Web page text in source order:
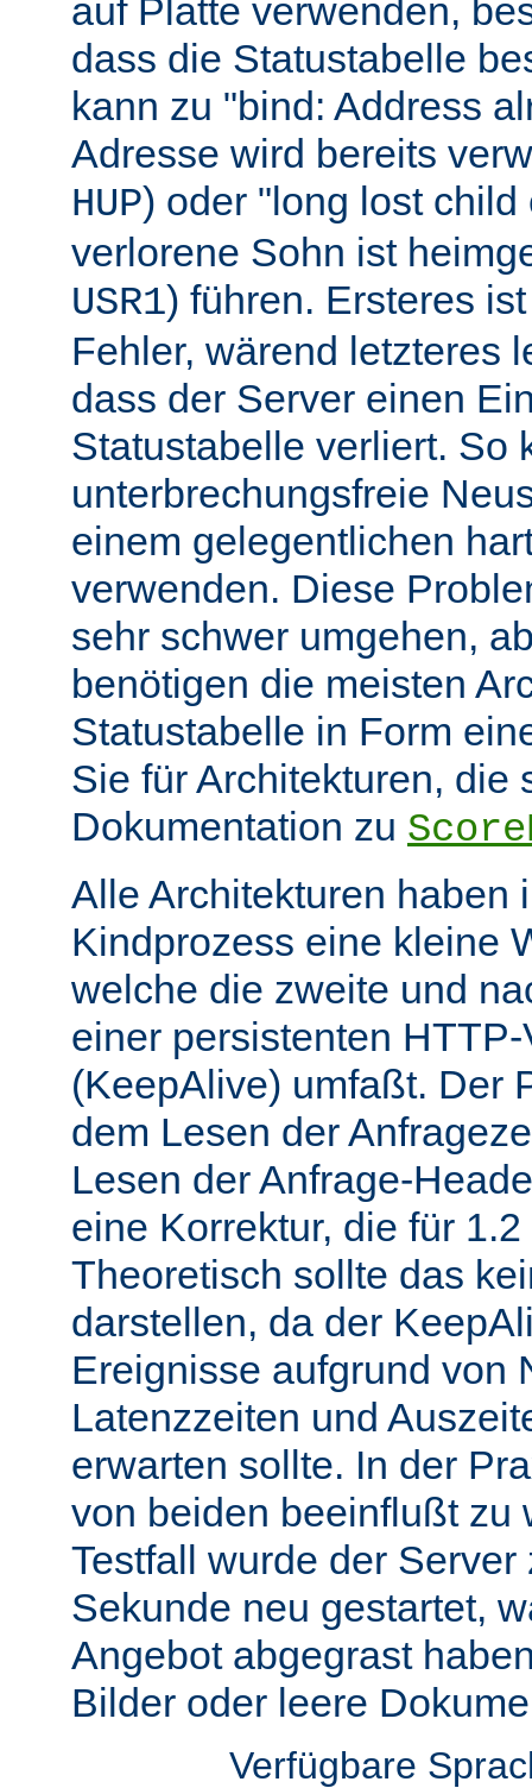
auf Platte verwenden,
dass die Statustabelle
kann zu "bind: Address
Adresse wird bereits
HUP) oder "long lost
verlorene Sohn ist
USR1) führen. Ersteres
Fehler, wärend letzteres
dass der Server einen
Statustabelle verliert. So
unterbrechungsfreie
einem gelegentlichen
verwenden. Diese
sehr schwer umgehen,
benötigen die meisten
Statustabelle in Form
Sie für Architekturen, die
Dokumentation zu
Alle Architekturen haben
Kindprozess eine kleine
welche die zweite und
einer persistenten
(KeepAlive) umfaßt. Der
dem Lesen der
Lesen der Anfrage-
eine Korrektur, die für
Theoretisch sollte das
darstellen, da der
Ereignisse aufgrund von
Latenzzeiten und
erwarten sollte. In der
von beiden beeinflußt zu
Testfall wurde der
Sekunde neu gestartet,
Angebot abgegrast
Bilder oder leere
Verfügbare